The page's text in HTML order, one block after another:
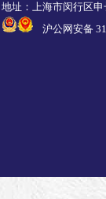
地址：上海市闵行区
沪公网安备